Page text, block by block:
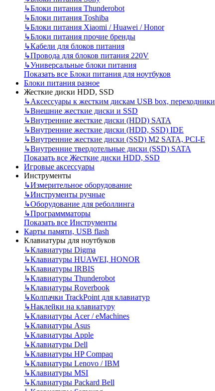
↳Блоки питания Thunderobot
↳Блоки питания Toshiba
↳Блоки питания Xiaomi / Huawei / Honor
↳Блоки питания прочие бренды
↳Кабели для блоков питания
↳Провода для блоков питания 220V
↳Универсальные блоки питания
Показать все Блоки питания для ноутбуков
Блоки питания разное
Жесткие диски HDD, SSD
↳Аксессуары к жестким дискам USB box, переходники
↳Внешние жесткие диски и SSD
↳Внутренние жесткие диски (HDD) SATA
↳Внутренние жесткие диски (HDD, SSD) IDE
↳Внутренние жесткие диски (SSD) M2 SATA, PCI-E
↳Внутренние твердотельные диски (SSD) SATA
Показать все Жесткие диски HDD, SSD
Игровые аксессуары
Инструменты
↳Измерительное оборудование
↳Инструменты ручные
↳Оборудование для реболлинга
↳Программматоры
Показать все Инструменты
Карты памяти, USB flash
Клавиатуры для ноутбуков
↳Клавиатуры Digma
↳Клавиатуры HUAWEI, HONOR
↳Клавиатуры IRBIS
↳Клавиатуры Thunderobot
↳Клавиатуры Roverbook
↳Колпачки TrackPoint для клавиатур
↳Наклейки на клавиатуру
↳Клавиатуры Acer / eMachines
↳Клавиатуры Asus
↳Клавиатуры Apple
↳Клавиатуры Dell
↳Клавиатуры HP Compaq
↳Клавиатуры Lenovo / IBM
↳Клавиатуры MSI
↳Клавиатуры Packard Bell